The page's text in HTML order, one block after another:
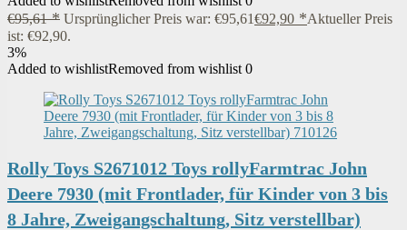
€95,61 Ursprünglicher Preis war: €95,61€92,90
Aktueller Preis
ist: €92,90.
3%
Added to wishlistRemoved from wishlist 0
Rolly Toys S2671012 Toys rollyFarmtrac John
Deere 7930 (mit Frontlader, für Kinder von 3 bis
8 Jahre, Zweigangschaltung, Sitz verstellbar)